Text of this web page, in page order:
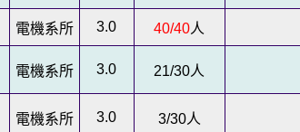
電機系所 3.0 40/40人
電機系所 3.0 21/30人
電機系所 3.0 3/30人